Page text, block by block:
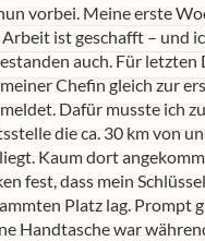
vorbei. Meine erste
ist geschafft – und
auch. Für letzten
Chefin gleich zur
Dafür musste ich
die ca. 30 km von
Kaum dort
fest, dass mein
Platz lag. Prompt
Handtasche war